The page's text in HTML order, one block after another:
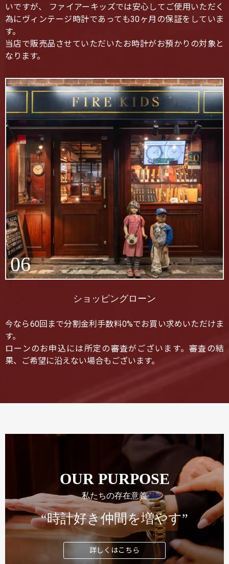
いですが、 ファイアーキッズでは安心してご使用いただく
為にヴィンテージ時計であっても30ヶ月の保証をしていま
す。
当店で販売品させていただいたお時計がお預かりの対象と
なります。
06
ショッピングローン
今なら60回まで分割金利手数料0%でお買い求めいただけま
す。
ローンのお申込には所定の審査がございます。審査の結
果、ご希望に沿えない場合もございます。
OUR PURPOSE
私たちの存在意義
“時計好き仲間を増やす”
詳しくはこちら